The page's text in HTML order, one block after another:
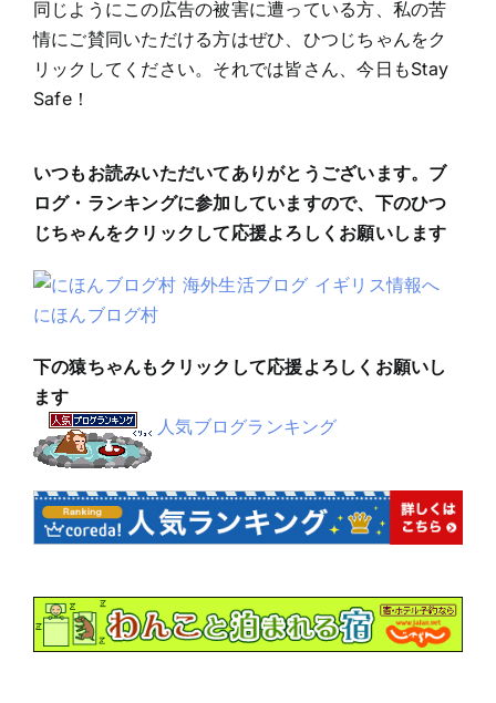
同じようにこの広告の被害に遭っている方、私の苦
情にご賛同いただける方はぜひ、ひつじちゃんをク
リックしてください。それでは皆さん、今日もStay
Safe！
いつもお読みいただいてありがとうございます。ブ
ログ・ランキングに参加していますので、下のひつ
じちゃんをクリックして応援よろしくお願いします
にほんブログ村
下の猿ちゃんもクリックして応援よろしくお願いし
ます
人気ブログランキング